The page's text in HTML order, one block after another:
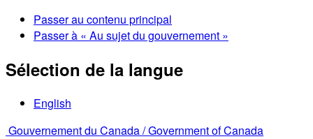
Passer au contenu principal
Passer à « Au sujet du gouvernement »
Sélection de la langue
English
Gouvernement du Canada /Government of Canada